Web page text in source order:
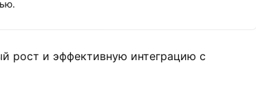
рост и эффективную интеграцию с